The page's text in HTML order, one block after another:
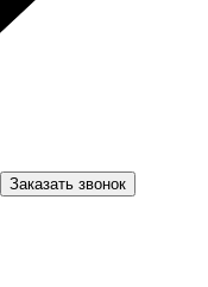
Заказать звонок